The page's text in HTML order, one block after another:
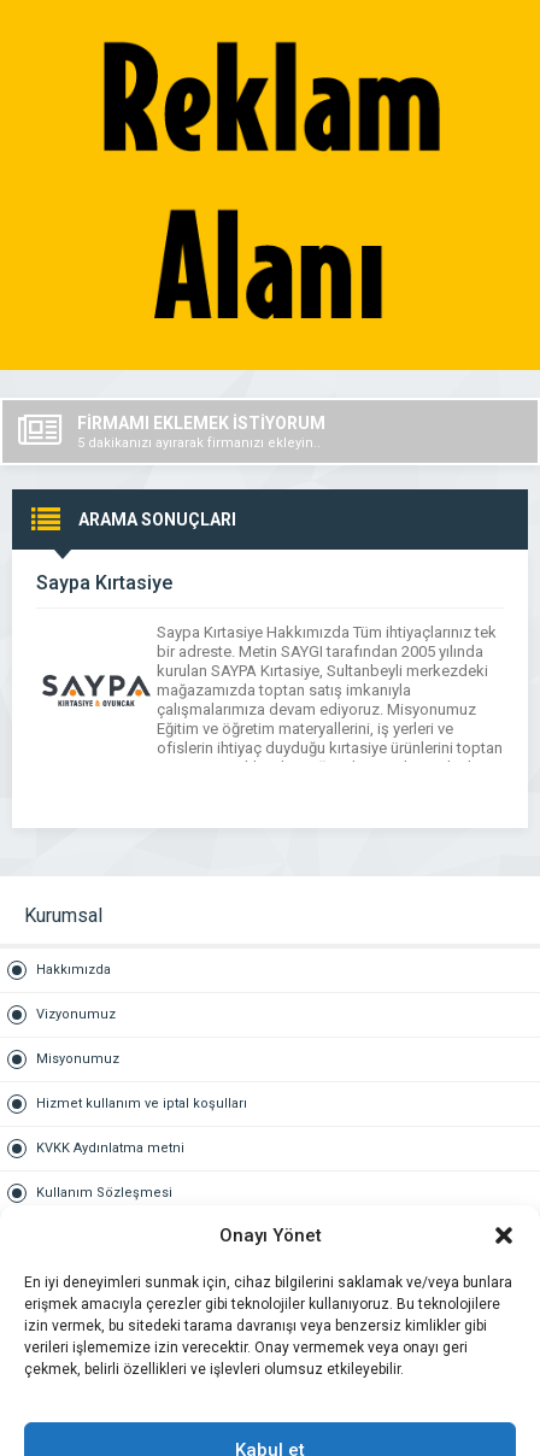
Onayı Yönet
En iyi deneyimleri sunmak için, cihaz bilgilerini saklamak ve/veya bunlara
erişmek amacıyla çerezler gibi teknolojiler kullanıyoruz. Bu teknolojilere
izin vermek, bu sitedeki tarama davranışı veya benzersiz kimlikler gibi
verileri işlememize izin verecektir. Onay vermemek veya onayı geri
çekmek, belirli özellikleri ve işlevleri olumsuz etkileyebilir.
Kabul et
FİRMAMI EKLEMEK İSTİYORUM
5 dakikanızı ayırarak firmanızı ekleyin..
ARAMA SONUÇLARI
Saypa Kırtasiye
Saypa Kırtasiye Hakkımızda Tüm ihtiyaçlarınız tek
bir adreste. Metin SAYGI tarafından 2005 yılında
kurulan SAYPA Kırtasiye, Sultanbeyli merkezdeki
mağazamızda toptan satış imkanıyla
çalışmalarımıza devam ediyoruz. Misyonumuz
Eğitim ve öğretim materyallerini, iş yerleri ve
ofislerin ihtiyaç duyduğu kırtasiye ürünlerini toptan
satış seçenekleriyle mağazalarımızdan tedarik
ve ilerleyen süreçte […]
Kurumsal
Hakkımızda
Vizyonumuz
Misyonumuz
Hizmet kullanım ve iptal koşulları
KVKK Aydınlatma metni
Kullanım Sözleşmesi
Gold üyelik nedir
Kariyer